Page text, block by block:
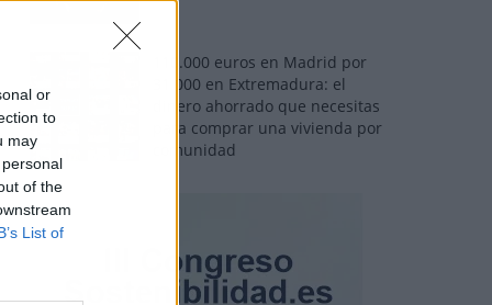
or
to
may
of the
List of
110.000 euros en Madrid por
31.000 en Extremadura: el
dinero ahorrado que necesitas
para comprar una vivienda por
comunidad